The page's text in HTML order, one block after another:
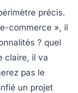
précis.
commerce », il
? quel
claire, il va
pas le
un projet